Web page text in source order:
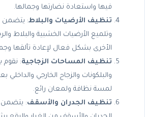
فيها واستعادة نضارتها وجمالها.
تنظيف الأرضيات والبلاط: يتضمن
وتلميع الأرضيات الخشبية والبلاط
الأخرى بشكل فعال لإعادة تألقها
تنظيف المساحات الزجاجية: نقوم
والبلكونات والزجاج الخارجي والداخلي
لمسة نظافة ولمعان رائع.
تنظيف الجدران والأسقف: